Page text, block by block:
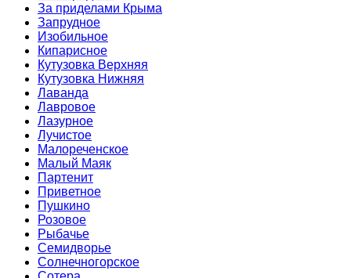
За приделами Крыма
Запрудное
Изобильное
Кипарисное
Кутузовка Верхняя
Кутузовка Нижняя
Лаванда
Лавровое
Лазурное
Лучистое
Малореченское
Малый Маяк
Партенит
Приветное
Пушкино
Розовое
Рыбачье
Семидворье
Солнечногорское